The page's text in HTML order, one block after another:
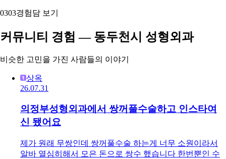
0303경험담 보기
커뮤니티 경험 — 동두천시 성형외과
비슷한 고민을 가진 사람들의 이야기
상옥
26.07.31
의정부성형외과에서 쌍꺼풀수술하고 인스타여
신 됐어요
제가 원래 무쌍인데 쌍꺼풀수술 하는게 너무 소원이라서
알바 열심히해서 모은 돈으로 쌍수 했습니다 한번뿐인 수